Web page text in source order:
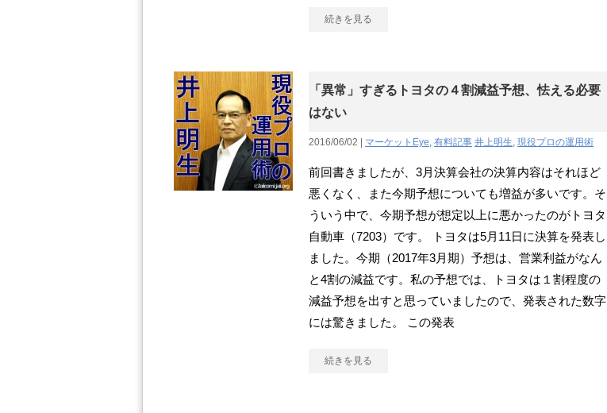
続きを見る
「異常」すぎるトヨタの４割減益予想、怯える必要
はない
2016/06/02 | マーケットEye, 有料記事 井上明生, 現役プロの運用術
前回書きましたが、3月決算会社の決算内容はそれほど
悪くなく、また今期予想についても増益が多いです。そ
ういう中で、今期予想が想定以上に悪かったのがトヨタ
自動車（7203）です。 トヨタは5月11日に決算を発表し
ました。今期（2017年3月期）予想は、営業利益がなん
と4割の減益です。私の予想では、トヨタは１割程度の
減益予想を出すと思っていましたので、発表された数字
には驚きました。 この発表
続きを見る